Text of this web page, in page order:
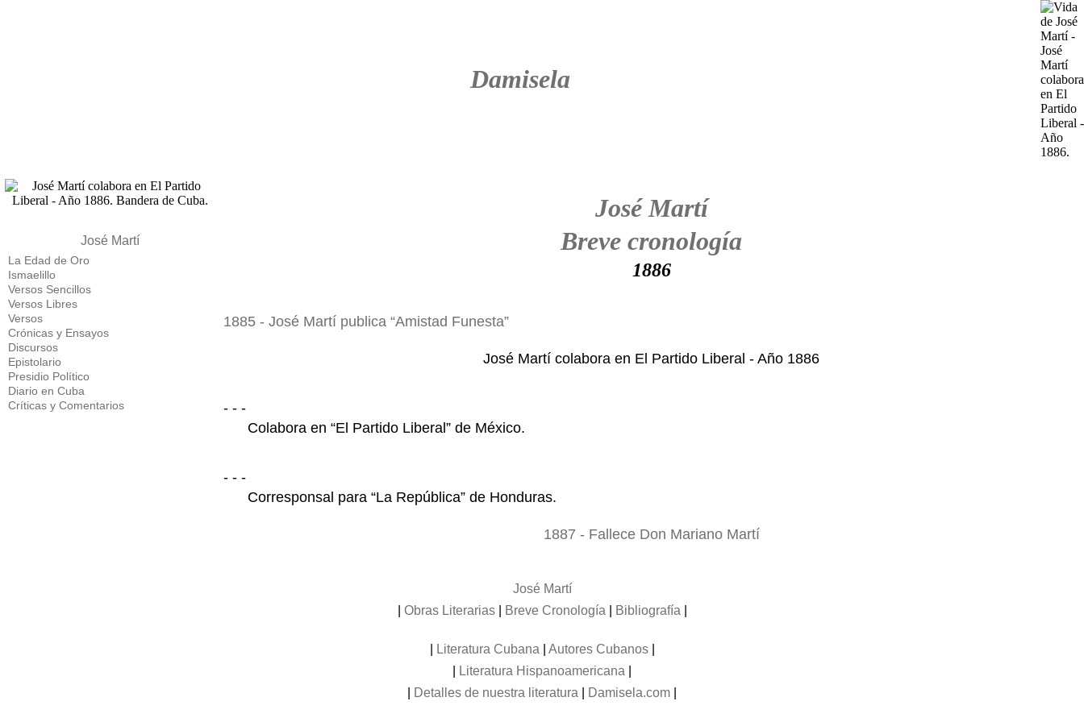
Damisela
José Martí
La Edad de Oro
Ismaelillo
Versos Sencillos
Versos Libres
Versos
Crónicas y Ensayos
Discursos
Epistolario
Presidio Político
Diario en Cuba
Críticas y Comentarios
José Martí
Breve cronología
1886
1885 - José Martí publica “Amistad Funesta”
José Martí colabora en El Partido Liberal - Año 1886
- - -
Colabora en “El Partido Liberal” de México.
- - -
Corresponsal para “La República” de Honduras.
1887 - Fallece Don Mariano Martí
José Martí
Obras Literarias| Breve Cronología Bibliografía
Literatura Cubana Autores Cubanos|
Literatura Hispanoamericana
Detalles de nuestra literatura Damisela.com